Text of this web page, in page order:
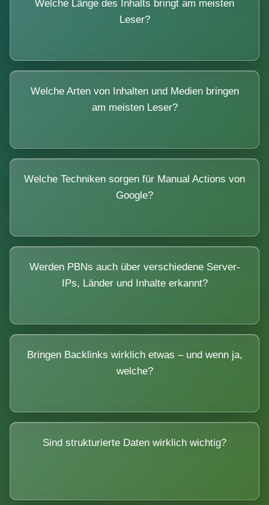
Welche Länge des Inhalts bringt am meisten
Leser?
Welche Arten von Inhalten und Medien bringen
am meisten Leser?
Welche Techniken sorgen für Manual Actions von
Google?
Werden PBNs auch über verschiedene Server-
IPs, Länder und Inhalte erkannt?
Bringen Backlinks wirklich etwas – und wenn ja,
welche?
Sind strukturierte Daten wirklich wichtig?